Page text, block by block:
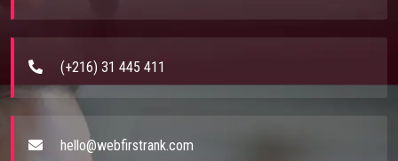
(+216) 31 445 411
hello@webfirstrank.com